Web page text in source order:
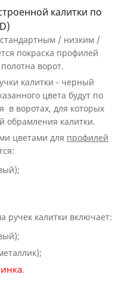
калитки по
/ низким /
покраска профилей
ворот.
калитки - черный
цвета будут по
в воротах, для которых
обрамления калитки.
цветами для профилей
ручек калитки включает:
.